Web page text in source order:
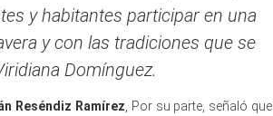
y habitantes participar en una
y con las tradiciones que se
Domínguez.
Reséndiz Ramírez , Por su parte, señaló que